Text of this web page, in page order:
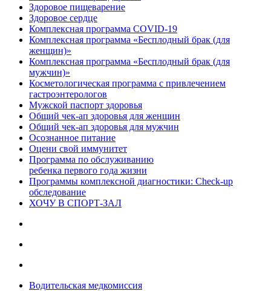
Здоровое пищеварение
Здоровое сердце
Комплексная программа COVID-19
Комплексная программа «Бесплодный брак (для
женщин)»
Комплексная программа «Бесплодный брак (для
мужчин)»
Косметологическая программа с привлечением
гастроэнтерологов
Мужской паспорт здоровья
Общий чек-ап здоровья для женщин
Общий чек-ап здоровья для мужчин
Осознанное питание
Оцени свой иммунитет
Программа по обслуживанию
ребенка первого года жизни
Программы комплексной диагностики: Check-up
обследование
ХОЧУ В CПОРТ-ЗАЛ
Водительская медкомиссия